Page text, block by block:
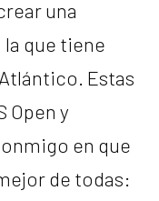
una
que tiene
Estas
Open y
en que
de todas: